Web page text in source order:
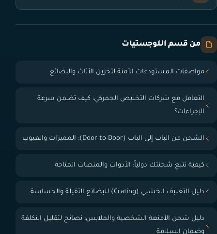
من قسم اللوجستيات
مواصفات المستودعات الآمنة لتخزين الأثاث والبضائع
التعامل مع شركات التخليص الجمركي: كيف تضمن سرعة
الإجراءات؟
الشحن من الباب إلى الباب (Door-to-Door): المميزات والعيوب
كيفية تتبع شحنتك دولياً: الأدوات والمنصات المتاحة
دليل التغليف الخشبي (Crating) للبضائع الثقيلة والحساسة
دليل شحن الأمتعة الشخصية والملابس: نصائح لتقليل التكلفة
وضمان السلامة